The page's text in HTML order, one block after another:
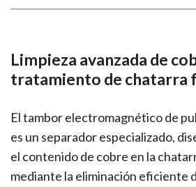
Limpieza avanzada de
tratamiento de chatarra
El tambor electromagnético de
es un separador especializado,
el contenido de cobre en la
mediante la eliminación eficiente